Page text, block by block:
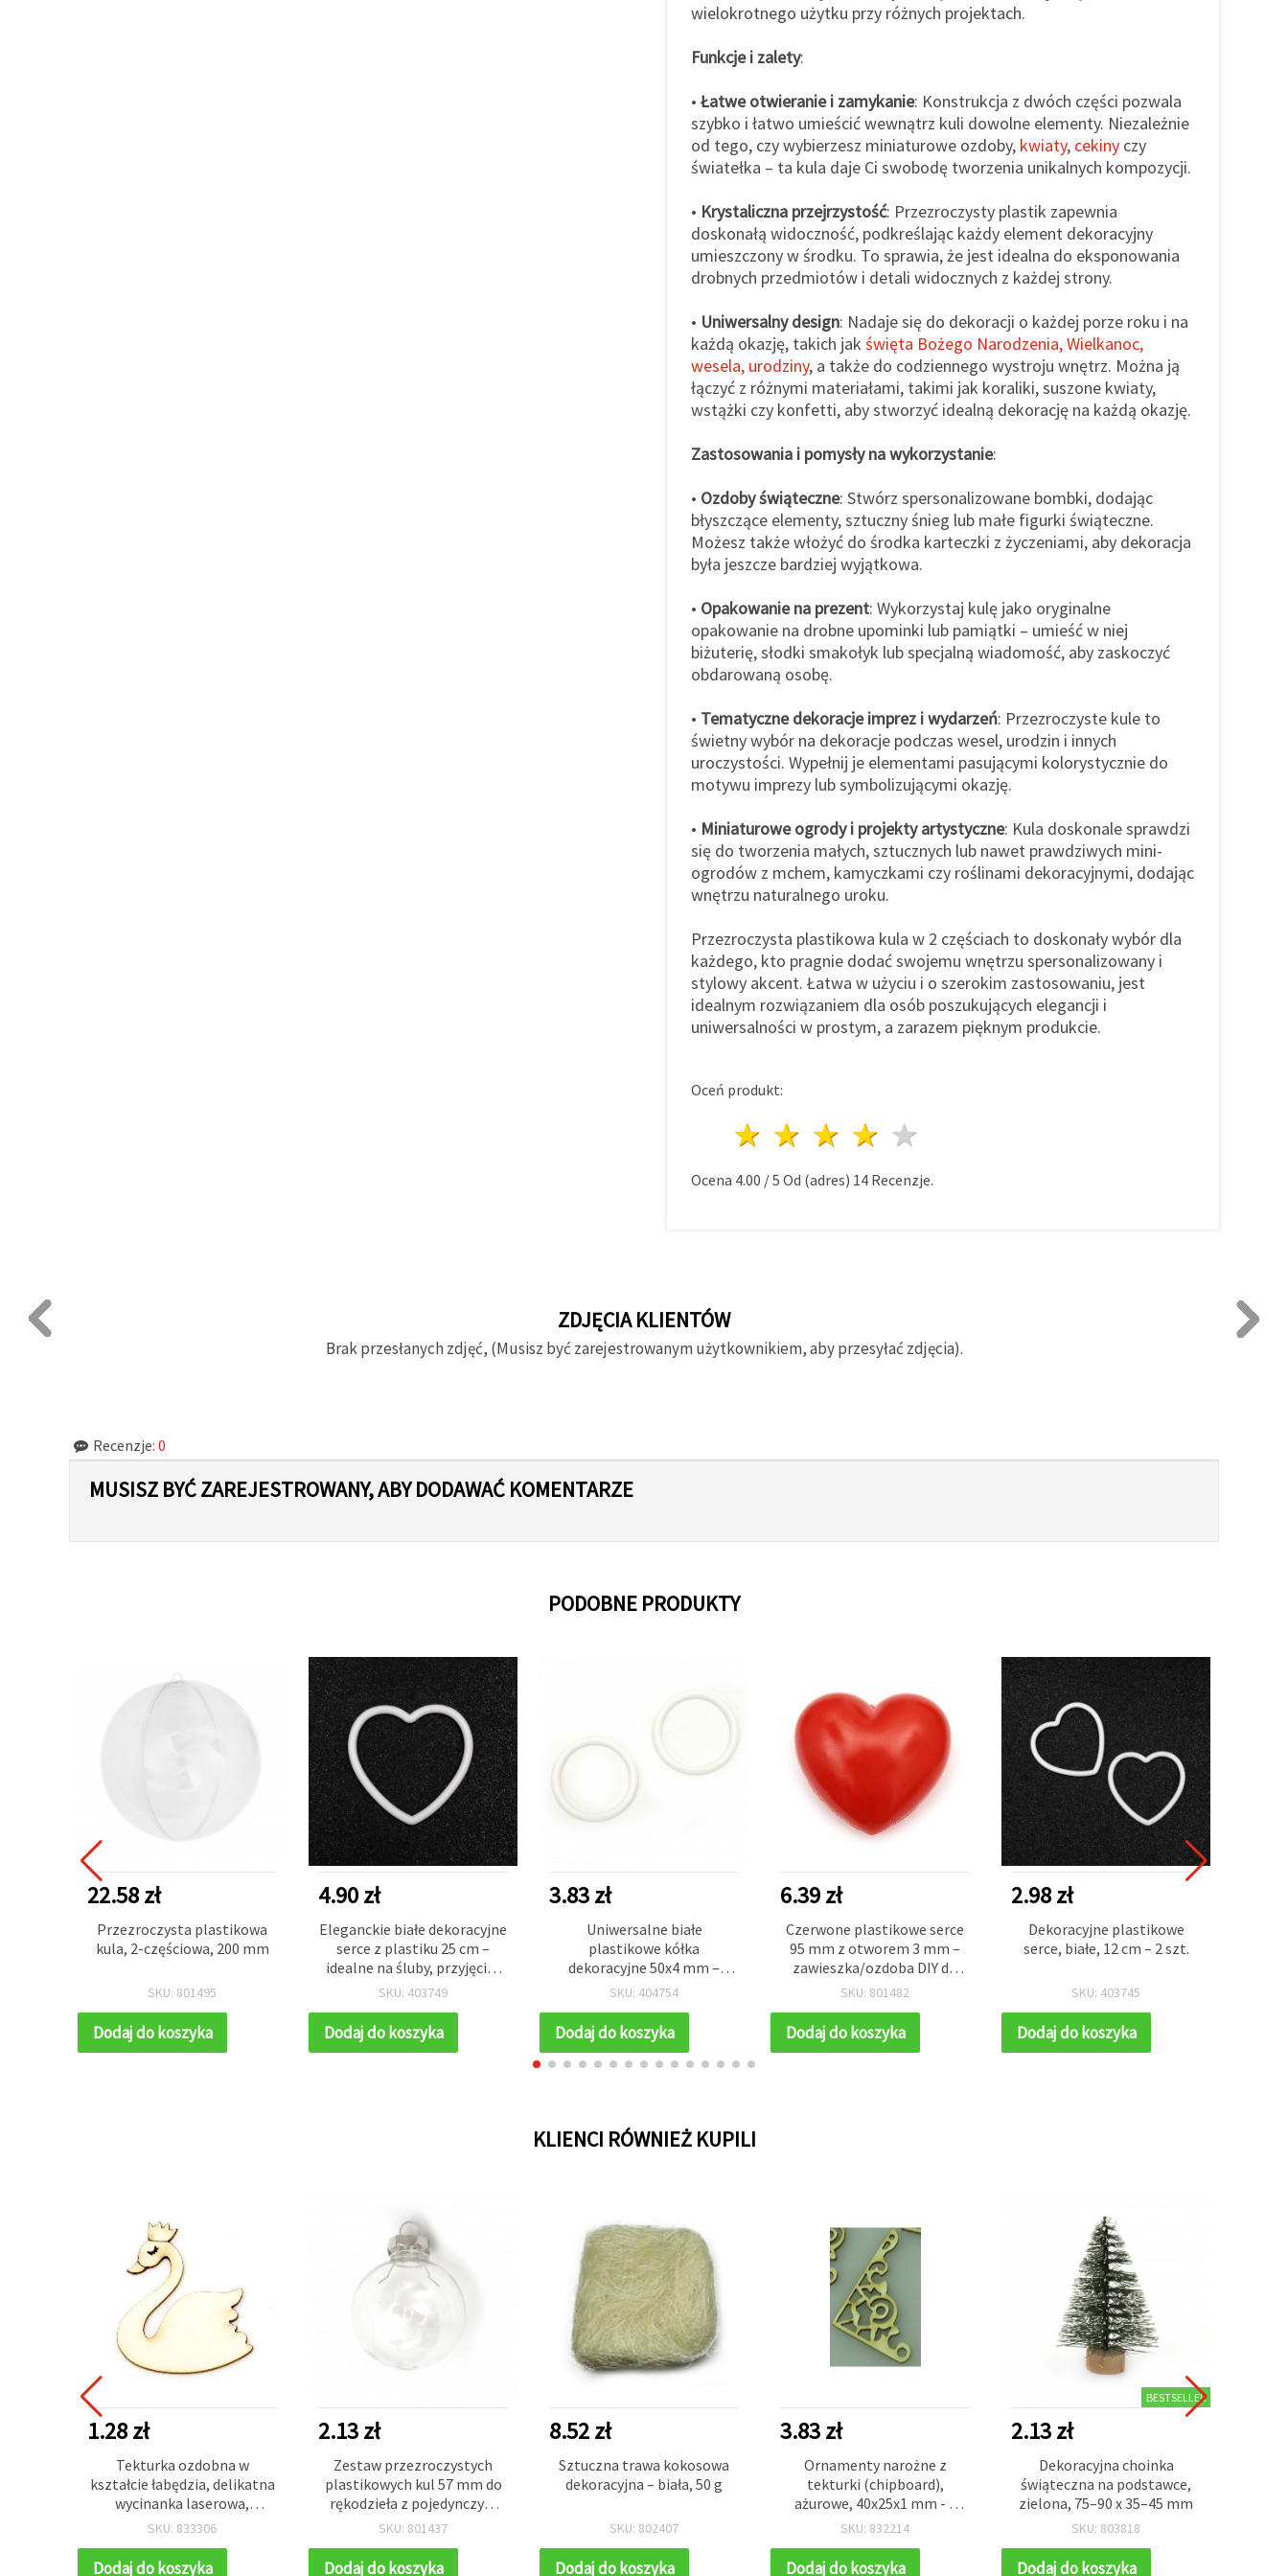
wielokrotnego użytku przy różnych projektach.
Funkcje i zalety:
• Łatwe otwieranie i zamykanie: Konstrukcja z dwóch części pozwala
szybko i łatwo umieścić wewnątrz kuli dowolne elementy. Niezależnie
od tego, czy wybierzesz miniaturowe ozdoby, kwiaty, cekiny czy
światełka – ta kula daje Ci swobodę tworzenia unikalnych kompozycji.
• Krystaliczna przejrzystość: Przezroczysty plastik zapewnia
doskonałą widoczność, podkreślając każdy element dekoracyjny
umieszczony w środku. To sprawia, że jest idealna do eksponowania
drobnych przedmiotów i detali widocznych z każdej strony.
• Uniwersalny design: Nadaje się do dekoracji o każdej porze roku i na
każdą okazję, takich jak święta Bożego Narodzenia, Wielkanoc,
wesela, urodziny, a także do codziennego wystroju wnętrz. Można ją
łączyć z różnymi materiałami, takimi jak koraliki, suszone kwiaty,
wstążki czy konfetti, aby stworzyć idealną dekorację na każdą okazję.
Zastosowania i pomysły na wykorzystanie:
• Ozdoby świąteczne: Stwórz spersonalizowane bombki, dodając
błyszczące elementy, sztuczny śnieg lub małe figurki świąteczne.
Możesz także włożyć do środka karteczki z życzeniami, aby dekoracja
była jeszcze bardziej wyjątkowa.
• Opakowanie na prezent: Wykorzystaj kulę jako oryginalne
opakowanie na drobne upominki lub pamiątki – umieść w niej
biżuterię, słodki smakołyk lub specjalną wiadomość, aby zaskoczyć
obdarowaną osobę.
• Tematyczne dekoracje imprez i wydarzeń: Przezroczyste kule to
świetny wybór na dekoracje podczas wesel, urodzin i innych
uroczystości. Wypełnij je elementami pasującymi kolorystycznie do
motywu imprezy lub symbolizującymi okazję.
• Miniaturowe ogrody i projekty artystyczne: Kula doskonale sprawdzi
się do tworzenia małych, sztucznych lub nawet prawdziwych mini-
ogrodów z mchem, kamyczkami czy roślinami dekoracyjnymi, dodając
wnętrzu naturalnego uroku.
Przezroczysta plastikowa kula w 2 częściach to doskonały wybór dla
każdego, kto pragnie dodać swojemu wnętrzu spersonalizowany i
stylowy akcent. Łatwa w użyciu i o szerokim zastosowaniu, jest
idealnym rozwiązaniem dla osób poszukujących elegancji i
uniwersalności w prostym, a zarazem pięknym produkcie.
Oceń produkt:
4 gwiazdy
3 gwiazdy
2 gwiazdy
1 gwiazda
Ocena 4.00 /5 Od (adres) 14 Recenzje.
ZDJĘCIA KLIENTÓW
Brak przesłanych zdjęć, (Musisz być zarejestrowanym użytkownikiem, aby przesyłać zdjęcia).
Recenzje: 0
MUSISZ BYĆ ZAREJESTROWANY, ABY DODAWAĆ KOMENTARZE
PODOBNE PRODUKTY
22.58 zł
Przezroczysta plastikowa
kula, 2-częściowa, 200 mm
SKU: 801495
Dodaj do koszyka
4.90 zł
Eleganckie białe dekoracyjne
serce z plastiku 25 cm –
idealne na śluby, przyjęcia i
kreatywne projekty DIY
SKU: 403749
Dodaj do koszyka
3.83 zł
Uniwersalne białe
plastikowe kółka
dekoracyjne 50x4 mm –
zestaw 5 szt. do
projektów domowych DIY
SKU: 404754
Dodaj do koszyka
6.39 zł
Czerwone plastikowe serce
95 mm z otworem 3 mm –
zawieszka/ozdoba DIY do
rękodzieła, dekoracji, na
domu
SKU: 801482
Dodaj do koszyka
2.98 zł
Dekoracyjne plastikowe
serce, białe, 12 cm – 2 szt.
SKU: 403745
Dodaj do koszyka
KLIENCI RÓWNIEŻ KUPILI
1.28 zł
Tekturka ozdobna w
kształcie łabędzia, delikatna
wycinanka laserowa,
50×40×1 mm – 2 szt.
SKU: 833306
Dodaj do koszyka
2.13 zł
Zestaw przezroczystych
plastikowych kul 57 mm do
rękodzieła z pojedynczym
otworem, metalową
metalowym uchwytem 36
SKU: 801437
Dodaj do koszyka
8.52 zł
Sztuczna trawa kokosowa
dekoracyjna – biała, 50 g
SKU: 802407
Dodaj do koszyka
3.83 zł
Ornamenty narożne z
tekturki (chipboard),
ażurowe, 40x25x1 mm - 4
szt., scrapbooking
SKU: 832214
Dodaj do koszyka
BESTSELLER
2.13 zł
Dekoracyjna choinka
świąteczna na podstawce,
zielona, 75–90 x 35–45 mm
SKU: 803818
Dodaj do koszyka